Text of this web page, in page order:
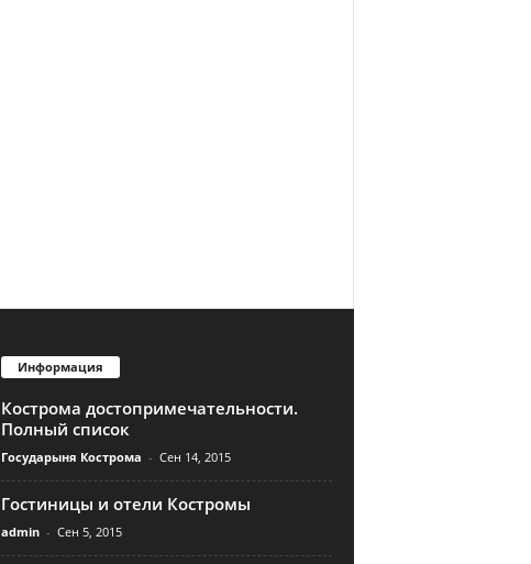
Информация
Кострома достопримечательности.
Полный список
Государыня Кострома - Сен 14, 2015
Гостиницы и отели Костромы
admin - Сен 5, 2015